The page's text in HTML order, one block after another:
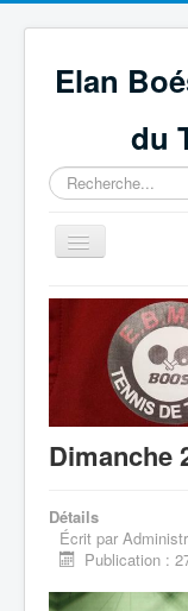
Elan
du
Rechercher
Basculer
la
Accueil
Association
Compétitions
GEPNETT
Partenaires
Liens
Dimanche
Détails
Écrit par
Publication :